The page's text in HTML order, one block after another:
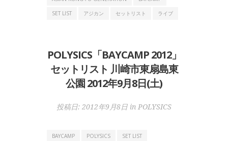
SET LIST
アジカン セットリスト ライブ
POLYSICS「BAYCAMP 2012」
セットリスト 川崎市東扇島東
公園 2012年9月8日(土)
投稿日: 2012年9月8日 in POLYSICS
BAYCAMP POLYSICS
SET LIST